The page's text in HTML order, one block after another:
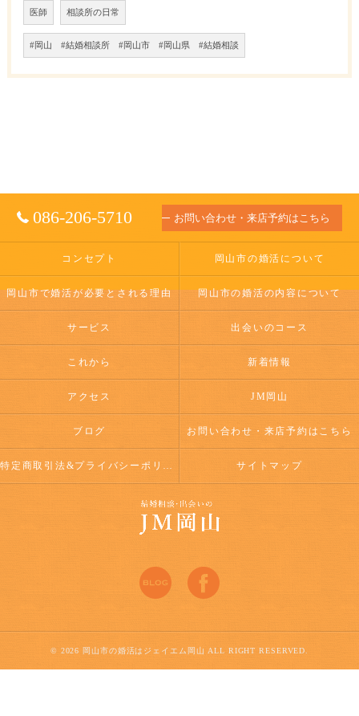
医師 相談所の日常
#岡山 #結婚相談所 #岡山市 #岡山県 #結婚相談
086-206-5710 お問い合わせ・来店予約はこちら
コンセプト 岡山市の婚活について
岡山市で婚活が必要とされる理由 岡山市の婚活の内容について
サービス 出会いのコース
これから 新着情報
アクセス JM岡山
ブログ お問い合わせ・来店予約はこちら
特定商取引法&プライバシーポリシー サイトマップ
© 2026 岡山市の婚活はジェイエム岡山 ALL RIGHT RESERVED.